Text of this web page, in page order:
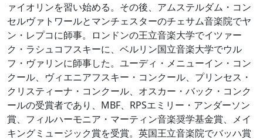
ァイオリンを習い始める。その後、アムステルダム・コン
セルヴァトワールとマンチェスターのチェサム音楽院でヤ
ン・レプコに師事。ロンドンの王立音楽大学でイツァー
ク・ラシュコフスキーに、ベルリン国立音楽大学でウル
フ・ヴァリンに師事した。ユーディ・メニューイン・コン
クール、ヴィエニアフスキー・コンクール、プリンセス・
クリスティーナ・コンクール、オスカー・バック・コンク
ールの受賞者であり、MBF、RPSエミリー・アンダーソン
賞、フィルハーモニア・マーティン音楽奨学基金賞、メイ
キングミュージック賞を受賞。英国王立音楽院でバッハ賞